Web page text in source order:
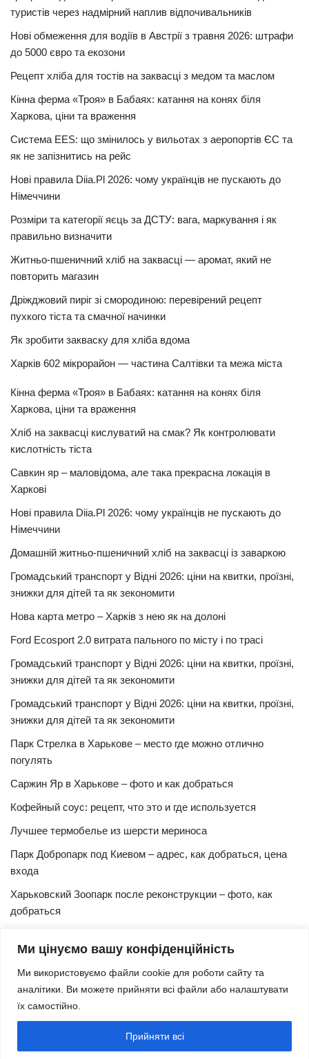
Ми цінуємо вашу конфіденційність
Ми використовуємо файли cookie для роботи сайту та
аналітики. Ви можете прийняти всі файли або налаштувати
їх самостійно.
Прийняти всі
туристів через надмірний наплив відпочивальників
Нові обмеження для водіїв в Австрії з травня 2026: штрафи
до 5000 євро та екозони
Рецепт хліба для тостів на заквасці з медом та маслом
Кінна ферма «Троя» в Бабаях: катання на конях біля
Харкова, ціни та враження
Система EES: що змінилось у вильотах з аеропортів ЄС та
як не запізнитись на рейс
Нові правила Diia.Pl 2026: чому українців не пускають до
Німеччини
Розміри та категорії яєць за ДСТУ: вага, маркування і як
правильно визначити
Житньо-пшеничний хліб на заквасці — аромат, який не
повторить магазин
Дріжджовий пиріг зі смородиною: перевірений рецепт
пухкого тіста та смачної начинки
Як зробити закваску для хліба вдома
Харків 602 мікрорайон — частина Салтівки та межа міста
Кінна ферма «Троя» в Бабаях: катання на конях біля
Харкова, ціни та враження
Хліб на заквасці кислуватий на смак? Як контролювати
кислотність тіста
Савкин яр – маловідома, але така прекрасна локація в
Харкові
Нові правила Diia.Pl 2026: чому українців не пускають до
Німеччини
Домашній житньо-пшеничний хліб на заквасці із заваркою
Громадський транспорт у Відні 2026: ціни на квитки, проїзні,
знижки для дітей та як зекономити
Нова карта метро – Харків з нею як на долоні
Ford Ecosport 2.0 витрата пального по місту і по трасі
Громадський транспорт у Відні 2026: ціни на квитки, проїзні,
знижки для дітей та як зекономити
Громадський транспорт у Відні 2026: ціни на квитки, проїзні,
знижки для дітей та як зекономити
Парк Стрелка в Харькове – место где можно отлично
погулять
Саржин Яр в Харькове – фото и как добраться
Кофейный соус: рецепт, что это и где используется
Лучшее термобелье из шерсти мериноса
Парк Добропарк под Киевом – адрес, как добраться, цена
входа
Харьковский Зоопарк после реконструкции – фото, как
добраться
домашних условиях
Харьковская Швейцария – цены, адрес, как добраться
Маршрут и расписание 27 троллейбуса (Харьков)
Трамвай № 3 Харьков – маршрут, время и интервал